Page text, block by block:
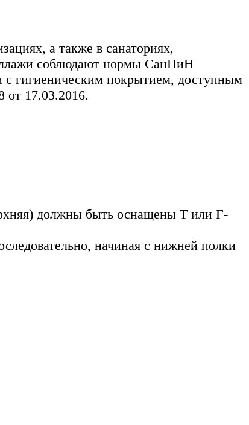
а также в санаториях,
соблюдают нормы СанПиН
с гигиеническим покрытием, доступным
от 17.03.2016.
должны быть оснащены Т или Г-
начиная с нижней полки